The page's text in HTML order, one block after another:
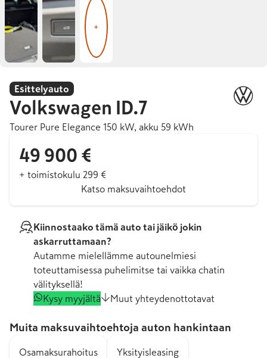
+
Esittelyauto
Volkswagen ID.7
Tourer Pure Elegance 150 kW, akku 59 kWh
49 900 €
+ toimistokulu 299 €
Katso maksuvaihtoehdot
Kiinnostaako tämä auto tai jäikö jokin
askarruttamaan?
Autamme mielellämme autounelmiesi
toteuttamisessa puhelimitse tai vaikka chatin
välityksellä!
Kysy myyjältä
Muut yhteydenottotavat
Muita maksuvaihtoehtoja auton hankintaan
Osamaksurahoitus
Yksityisleasing